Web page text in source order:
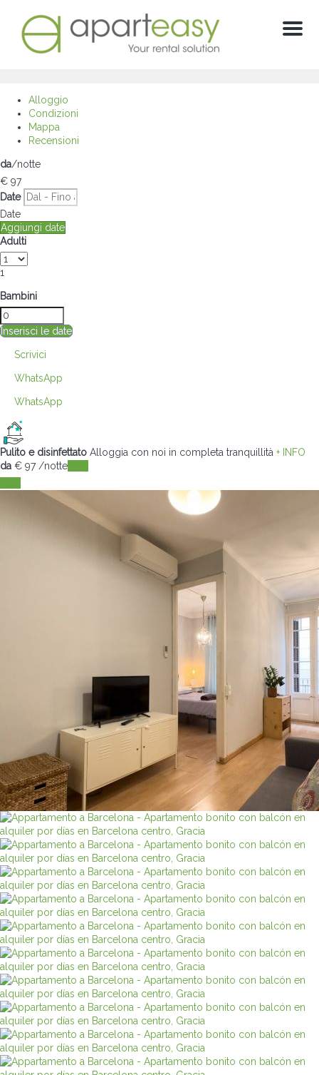
Menu
Alloggio
Condizioni
Mappa
Recensioni
da/notte
€ 97
Date
Date
Aggiungi date
Adulti
1
Bambini
Inserisci le date
Scrivici
WhatsApp
WhatsApp
Pulito e disinfettato Alloggia con noi in completa tranquillità + INFO
da € 97/notte